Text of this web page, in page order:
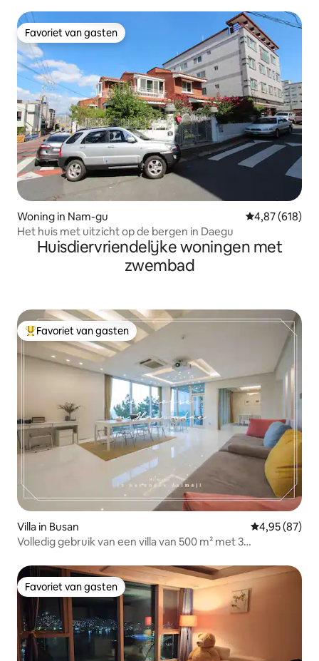
Favoriet van gasten
Favoriet van gasten
Woning in Nam-gu Gemiddelde
4,87 (618)
Het huis met uitzicht op de bergen in Daegu
Huisdiervriendelijke woningen met
zwembad
Topfavoriet van gasten
Favoriet van gasten
Villa in Busan Gemiddelde
4,95 (87)
Volledig gebruik van een villa van 500 m² met 3
Favoriet van gasten
Favoriet van gasten